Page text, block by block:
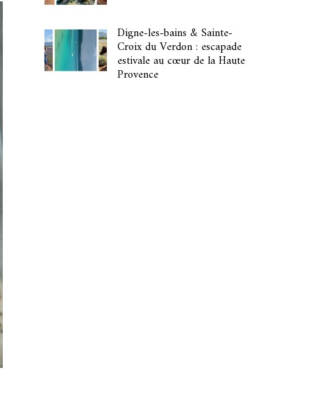
Digne-les-bains & Sainte-
Croix du Verdon : escapade
estivale au cœur de la Haute
Provence